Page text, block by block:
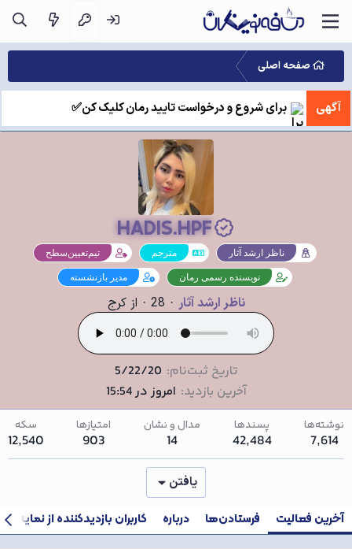
صفحه اصلی
آگهی برای شروع و درخواست تایید رمان کلیک کن✅
HADIS.HPF
ناظر ارشد آثار مترجم تیم‌تعیین‌سطح
نویسنده رسمی رمان مدیر بازنشسته
ناظر ارشد آثار ·
· ازکرج
تاریخ ثبت‌نام 5/22/20
آخرین بازدید امروز در 15:54
نوشته‌ها
7,614
پسندها
42,484
مدال و نشان
14
امتیازها
903
سکه
12,540
یافتن
آخرین فعالیت فرستادن‌ها درباره کاربران بازدیدکننده از نمایه